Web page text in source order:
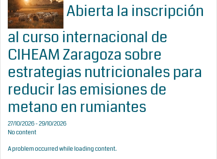
Abierta la inscripción
al curso internacional de
CIHEAM Zaragoza sobre
estrategias nutricionales para
reducir las emisiones de
metano en rumiantes
27/10/2026 - 29/10/2026
No content
A problem occurred while loading content.